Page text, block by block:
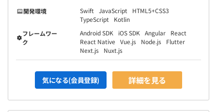
ニアチーム33名
・組織全体、エンジニアチームともにフラットな組織で
す。役員以外の管理職は設置せず、エンジニアチームはプ
ロジェクトごとにリーダーが変わるという組織です。
開発環境
Swift JavaScript
HTML5+CSS3
TypeScript
Kotlin
フレームワー
ク
Android SDK iOS SDK Angular
React
React Native Vue.js Node.js
Flutter
Next.js
Nuxt.js
気になる(会員登録) 詳細を見る